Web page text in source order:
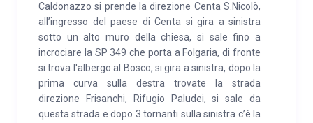
Vallimpach. Per chi desideri invece riscoprire la storia
ci sono i numerosi forti della prima guerra mondiale
sul fronte degli altipiani di Folgaria e Lavarone.
Caldonazzo si prende la direzione Centa S.Nicolò,
all’ingresso del paese di Centa si gira a sinistra
sotto un alto muro della chiesa, si sale fino a
incrociare la SP 349 che porta a Folgaria, di fronte
si trova l'albergo al Bosco, si gira a sinistra, dopo la
prima curva sulla destra trovate la strada
direzione Frisanchi, Rifugio Paludei, si sale da
questa strada e dopo 3 tornanti sulla sinistra c’è la